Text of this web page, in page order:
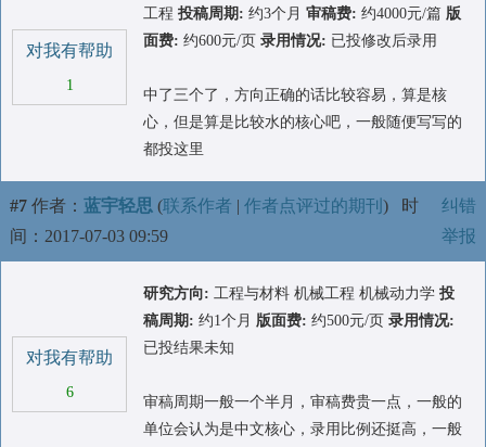
对我有帮助
1
工程 投稿周期: 约3个月 审稿费: 约4000元/篇 版
面费: 约600元/页 录用情况: 已投修改后录用
中了三个了，方向正确的话比较容易，算是核
心，但是算是比较水的核心吧，一般随便写写的
都投这里
#7 作者： 蓝宇轻思 (联系作者 | 作者点评过的期刊 ) 时
间：2017-07-03 09:59
纠错
举报
对我有帮助
6
研究方向: 工程与材料 机械工程 机械动力学 投
稿周期: 约1个月 版面费: 约500元/页 录用情况:
已投结果未知
审稿周期一般一个半月，审稿费贵一点，一般的
单位会认为是中文核心，录用比例还挺高，一般